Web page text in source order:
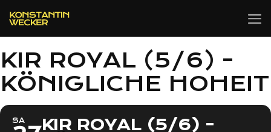
KIR ROYAL (5/6) -
KÖNIGLICHE HOHEIT
SA
KIR ROYAL (5/6) -